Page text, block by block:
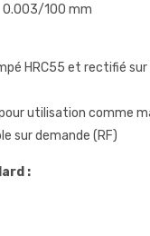
100 mm
HRC55 et rectifié
utilisation comme
sur demande (RF)
: